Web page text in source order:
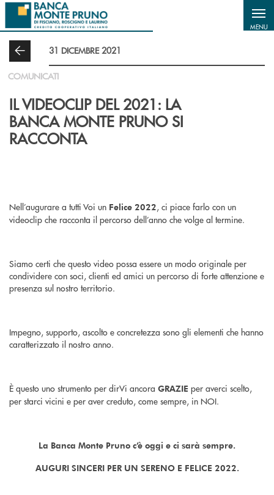
Salta al contenuto principale
MENU
31 DICEMBRE 2021
COMUNICATI
IL VIDEOCLIP DEL 2021: LA
BANCA MONTE PRUNO SI
RACCONTA
Nell’augurare a tutti Voi un Felice 2022, ci piace farlo con un
videoclip che racconta il percorso dell’anno che volge al termine.
Siamo certi che questo video possa essere un modo originale per
condividere con soci, clienti ed amici un percorso di forte attenzione e
presenza sul nostro territorio.
Impegno, supporto, ascolto e concretezza sono gli elementi che hanno
caratterizzato il nostro anno.
È questo uno strumento per dirVi ancora GRAZIE per averci scelto,
per starci vicini e per aver creduto, come sempre, in NOI.
La Banca Monte Pruno c’è oggi e ci sarà sempre.
AUGURI SINCERI PER UN SERENO E FELICE 2022.